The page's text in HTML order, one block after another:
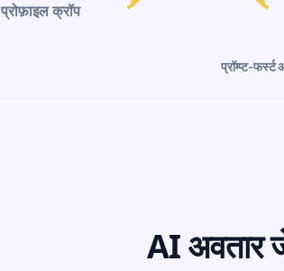
प्रोफ़ाइल क्रॉप
प्रॉम्प्ट-फर्स्ट
AI अवतार